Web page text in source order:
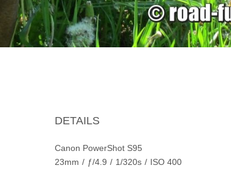
DETAILS
Canon PowerShot S95
23mm / ƒ/4.9 / 1/320s / ISO 400